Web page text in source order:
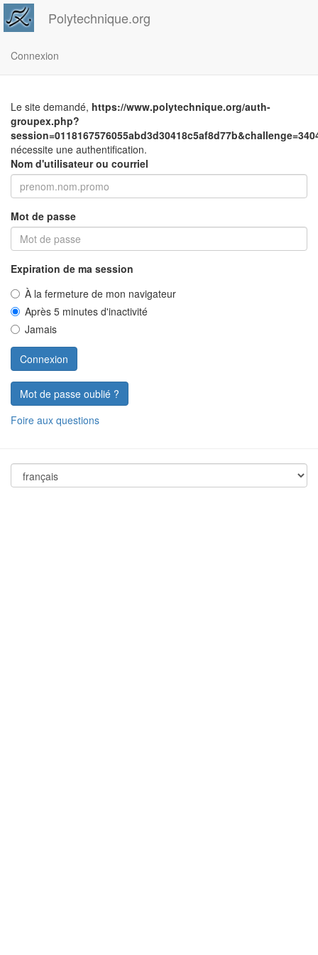
Polytechnique.org
Connexion
Le site demandé, https://www.polytechnique.org/auth-
groupex.php?
nécessite une authentification.
Nom d'utilisateur ou courriel
Mot de passe
Expiration de ma session
À la fermeture de mon navigateur
Après 5 minutes d'inactivité
Jamais
Mot de passe oublié ?
Foire aux questions